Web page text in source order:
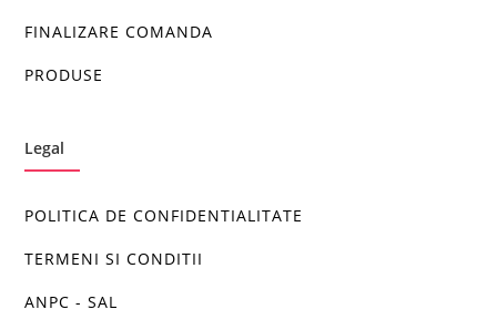
FINALIZARE COMANDA
PRODUSE
Legal
POLITICA DE CONFIDENTIALITATE
TERMENI SI CONDITII
ANPC - SAL